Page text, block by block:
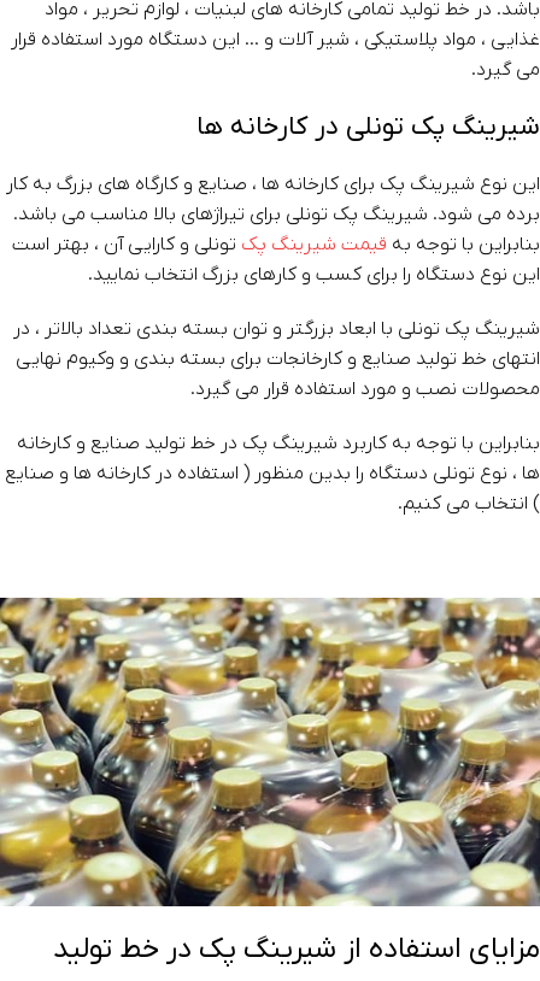
باشد. در خط تولید تمامی کارخانه های لبنیات ، لوازم تحریر ، مواد
غذایی ، مواد پلاستیکی ، شیر آلات و … این دستگاه مورد استفاده قرار
می گیرد.
شیرینگ پک تونلی در کارخانه ها
این نوع شیرینگ پک برای کارخانه ها ، صنایع و کارگاه های بزرگ به کار
برده می شود. شیرینگ پک تونلی برای تیراژهای بالا مناسب می باشد.
بنابراین با توجه به قیمت شیرینگ پک تونلی و کارایی آن ، بهتر است
این نوع دستگاه را برای کسب و کارهای بزرگ انتخاب نمایید.
شیرینگ پک تونلی با ابعاد بزرگتر و توان بسته بندی تعداد بالاتر ، در
انتهای خط تولید صنایع و کارخانجات برای بسته بندی و وکیوم نهایی
محصولات نصب و مورد استفاده قرار می گیرد.
بنابراین با توجه به کاربرد شیرینگ پک در خط تولید صنایع و کارخانه
ها ، نوع تونلی دستگاه را بدین منظور ( استفاده در کارخانه ها و صنایع
) انتخاب می کنیم.
مزایای استفاده از شیرینگ پک در خط تولید